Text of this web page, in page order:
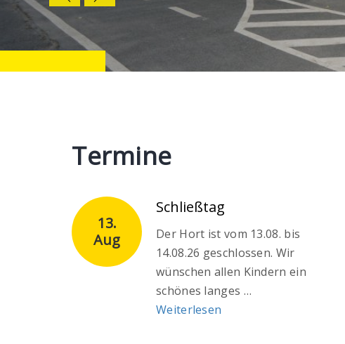
Termine
13.
Aug
Schließtag
Der Hort ist vom 13.08. bis
14.08.26 geschlossen. Wir
wünschen allen Kindern ein
schönes langes …
Weiterlesen